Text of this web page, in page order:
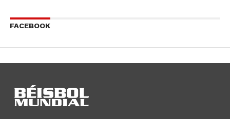
FACEBOOK